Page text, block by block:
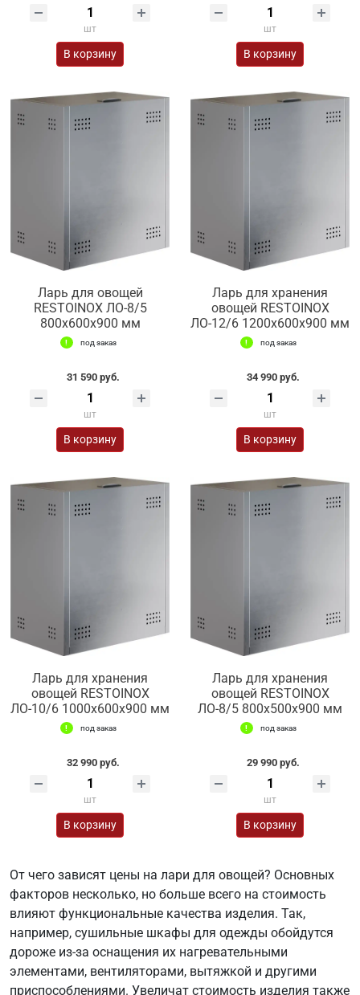
шт
В корзину
шт
В корзину
Ларь для овощей
RESTOINOX ЛО-8/5
800x600x900 мм
под заказ
31 590 руб.
шт
В корзину
Ларь для хранения
овощей RESTOINOX
ЛО-12/6 1200x600x900 мм
под заказ
34 990 руб.
шт
В корзину
Ларь для хранения
овощей RESTOINOX
ЛО-10/6 1000x600x900 мм
под заказ
32 990 руб.
шт
В корзину
Ларь для хранения
овощей RESTOINOX
ЛО-8/5 800x500x900 мм
под заказ
29 990 руб.
шт
В корзину
От чего зависят цены на лари для овощей? Основных
факторов несколько, но больше всего на стоимость
влияют функциональные качества изделия. Так,
например, сушильные шкафы для одежды обойдутся
дороже из-за оснащения их нагревательными
элементами, вентиляторами, вытяжкой и другими
приспособлениями. Увеличат стоимость изделия также